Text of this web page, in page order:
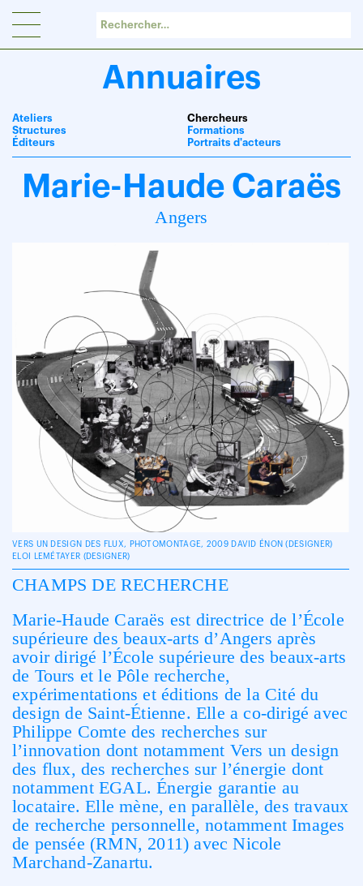
Annuaires
Ateliers
Structures
Éditeurs
Chercheurs
Formations
Portraits d'acteurs
Marie-Haude Caraës
Angers
VERS UN DESIGN DES FLUX, PHOTOMONTAGE, 2009 DAVID ÉNON (DESIGNER)
ELOI LEMÉTAYER (DESIGNER)
CHAMPS DE RECHERCHE
Marie-Haude Caraës est directrice de l’École
supérieure des beaux-arts d’Angers après
avoir dirigé l’École supérieure des beaux-arts
de Tours et le Pôle recherche,
expérimentations et éditions de la Cité du
design de Saint-Étienne. Elle a co-dirigé avec
Philippe Comte des recherches sur
l’innovation dont notamment Vers un design
des flux, des recherches sur l’énergie dont
notamment EGAL. Énergie garantie au
locataire. Elle mène, en parallèle, des travaux
de recherche personnelle, notamment Images
de pensée (RMN, 2011) avec Nicole
Marchand-Zanartu.